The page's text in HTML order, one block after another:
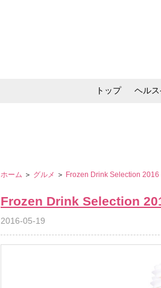
トップ ヘル
ホーム ＞ グルメ ＞ Frozen Drink Selection 2016
Frozen Drink Selection
2016-05-19